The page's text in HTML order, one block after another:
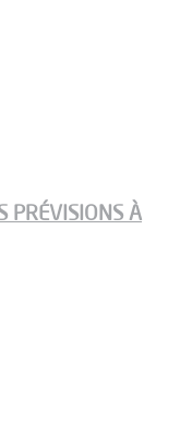
PRÉVISIONS À